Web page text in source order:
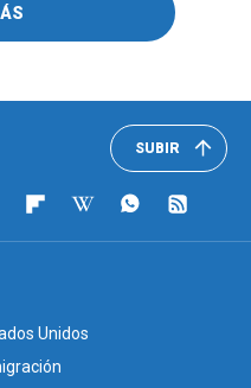
SUBIR
Unidos